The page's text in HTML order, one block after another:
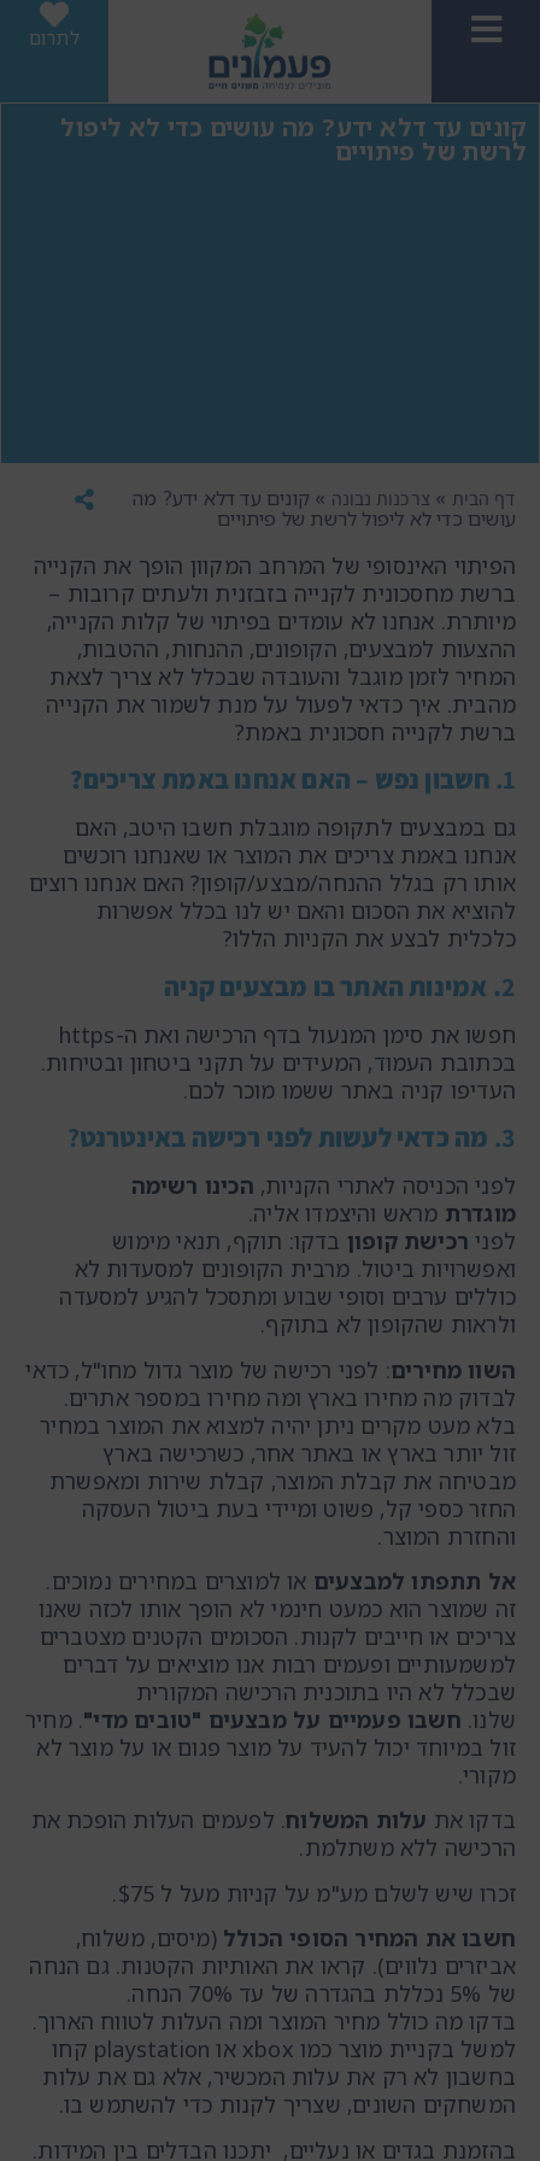
לתרום
קונים עד דלא ידע? מה עושים כדי לא ליפול
לרשת של פיתויים
דף הבית » צרכנות נבונה »קונים עד דלא ידע? מה
עושים כדי לא ליפול לרשת של פיתויים
הפיתוי האינסופי של המרחב המקוון הופך את הקנייה
ברשת מחסכונית לקנייה בזבזנית ולעתים קרובות –
מיותרת. אנחנו לא עומדים בפיתוי של קלות הקנייה,
ההצעות למבצעים, הקופונים, ההנחות, ההטבות,
המחיר לזמן מוגבל והעובדה שבכלל לא צריך לצאת
מהבית. איך כדאי לפעול על מנת לשמור את הקנייה
ברשת לקנייה חסכונית באמת?
1. חשבון נפש – האם אנחנו באמת צריכים?
גם במבצעים לתקופה מוגבלת חשבו היטב, האם
אנחנו באמת צריכים את המוצר או שאנחנו רוכשים
אותו רק בגלל ההנחה/מבצע/קופון? האם אנחנו רוצים
להוציא את הסכום והאם יש לנו בכלל אפשרות
כלכלית לבצע את הקניות הללו?
2. אמינות האתר בו מבצעים קניה
חפשו את סימן המנעול בדף הרכישה ואת ה-https
בכתובת העמוד, המעידים על תקני ביטחון ובטיחות.
העדיפו קניה באתר ששמו מוכר לכם.
3. מה כדאי לעשות לפני רכישה באינטרנט?
לפני הכניסה לאתרי הקניות, הכינו רשימה
מוגדרת מראש והיצמדו אליה.
לפני רכישת קופון בדקו: תוקף, תנאי מימוש
ואפשרויות ביטול. מרבית הקופונים למסעדות לא
כוללים ערבים וסופי שבוע ומתסכל להגיע למסעדה
ולראות שהקופון לא בתוקף.
השוו מחירים: לפני רכישה של מוצר גדול מחו"ל, כדאי
לבדוק מה מחירו בארץ ומה מחירו במספר אתרים.
בלא מעט מקרים ניתן יהיה למצוא את המוצר במחיר
זול יותר בארץ או באתר אחר, כשרכישה בארץ
מבטיחה את קבלת המוצר, קבלת שירות ומאפשרת
החזר כספי קל, פשוט ומיידי בעת ביטול העסקה
והחזרת המוצר.
אל תתפתו למבצעים או למוצרים במחירים נמוכים.
זה שמוצר הוא כמעט חינמי לא הופך אותו לכזה שאנו
צריכים או חייבים לקנות. הסכומים הקטנים מצטברים
למשמעותיים ופעמים רבות אנו מוציאים על דברים
שבכלל לא היו בתוכנית הרכישה המקורית
שלנו. חשבו פעמיים על מבצעים "טובים מדי". מחיר
זול במיוחד יכול להעיד על מוצר פגום או על מוצר לא
מקורי.
בדקו את עלות המשלוח. לפעמים העלות הופכת את
הרכישה ללא משתלמת.
זכרו שיש לשלם מע"מ על קניות מעל ל $75.
חשבו את המחיר הסופי הכולל (מיסים, משלוח,
אביזרים נלווים). קראו את האותיות הקטנות. גם הנחה
של 5% נכללת בהגדרה של עד 70% הנחה.
בדקו מה כולל מחיר המוצר ומה העלות לטווח הארוך.
למשל בקניית מוצר כמו xbox או playstation קחו
בחשבון לא רק את עלות המכשיר, אלא גם את עלות
המשחקים השונים, שצריך לקנות כדי להשתמש בו.
בהזמנת בגדים או נעליים, יתכנו הבדלים בין המידות.